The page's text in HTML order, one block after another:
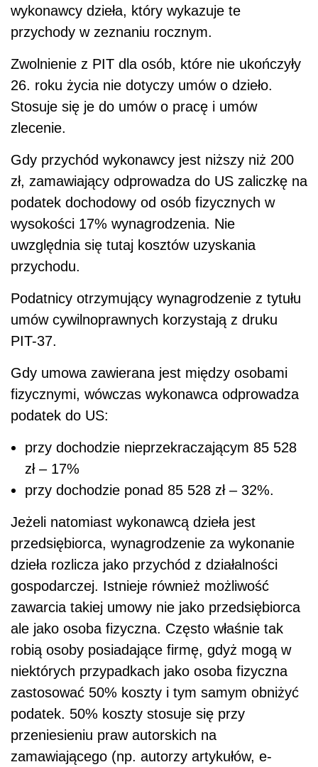
wykonawcy dzieła, który wykazuje te
przychody w zeznaniu rocznym.
Zwolnienie z PIT dla osób, które nie ukończyły
26. roku życia nie dotyczy umów o dzieło.
Stosuje się je do umów o pracę i umów
zlecenie.
Gdy przychód wykonawcy jest niższy niż 200
zł, zamawiający odprowadza do US zaliczkę na
podatek dochodowy od osób fizycznych w
wysokości 17% wynagrodzenia. Nie
uwzględnia się tutaj kosztów uzyskania
przychodu.
Podatnicy otrzymujący wynagrodzenie z tytułu
umów cywilnoprawnych korzystają z druku
PIT-37.
Gdy umowa zawierana jest między osobami
fizycznymi, wówczas wykonawca odprowadza
podatek do US:
przy dochodzie nieprzekraczającym 85 528
zł – 17%
przy dochodzie ponad 85 528 zł – 32%.
Jeżeli natomiast wykonawcą dzieła jest
przedsiębiorca, wynagrodzenie za wykonanie
dzieła rozlicza jako przychód z działalności
gospodarczej. Istnieje również możliwość
zawarcia takiej umowy nie jako przedsiębiorca
ale jako osoba fizyczna. Często właśnie tak
robią osoby posiadające firmę, gdyż mogą w
niektórych przypadkach jako osoba fizyczna
zastosować 50% koszty i tym samym obniżyć
podatek. 50% koszty stosuje się przy
przeniesieniu praw autorskich na
zamawiającego (np. autorzy artykułów, e-